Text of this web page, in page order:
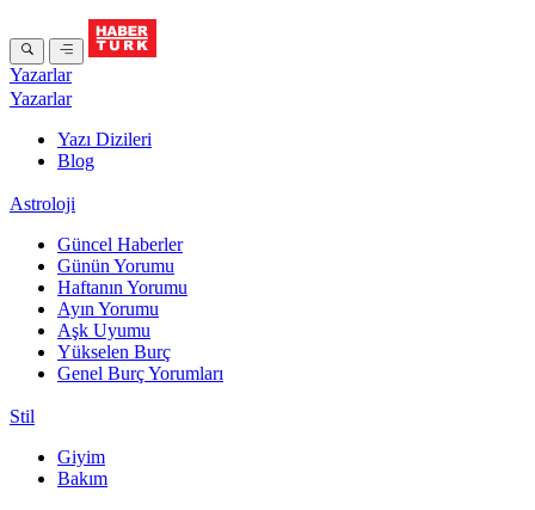
Yazarlar
Yazarlar
Yazı Dizileri
Blog
Astroloji
Güncel Haberler
Günün Yorumu
Haftanın Yorumu
Ayın Yorumu
Aşk Uyumu
Yükselen Burç
Genel Burç Yorumları
Stil
Giyim
Bakım